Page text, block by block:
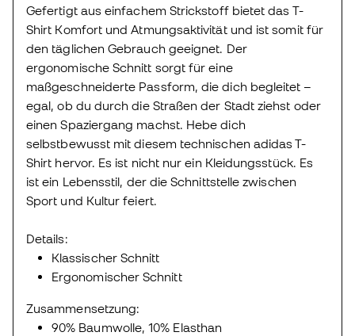
Gefertigt aus einfachem Strickstoff bietet das T-
Shirt Komfort und Atmungsaktivität und ist somit für
den täglichen Gebrauch geeignet. Der
ergonomische Schnitt sorgt für eine
maßgeschneiderte Passform, die dich begleitet –
egal, ob du durch die Straßen der Stadt ziehst oder
einen Spaziergang machst. Hebe dich
selbstbewusst mit diesem technischen adidas T-
Shirt hervor. Es ist nicht nur ein Kleidungsstück. Es
ist ein Lebensstil, der die Schnittstelle zwischen
Sport und Kultur feiert.
Details:
Klassischer Schnitt
Ergonomischer Schnitt
Zusammensetzung:
90% Baumwolle, 10% Elasthan